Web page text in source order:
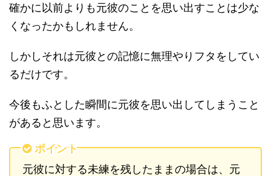
確かに以前よりも元彼のことを思い出すことは少な
くなったかもしれません。
しかしそれは元彼との記憶に無理やりフタをしてい
るだけです。
今後もふとした瞬間に元彼を思い出してしまうこと
があると思います。
ポイント
元彼に対する未練を残したままの場合は、元